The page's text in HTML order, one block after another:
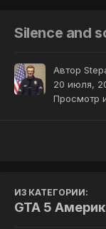
Silence and
Автор
20 июля,
Просмотр
ИЗ КАТЕГОРИИ:
GTA 5